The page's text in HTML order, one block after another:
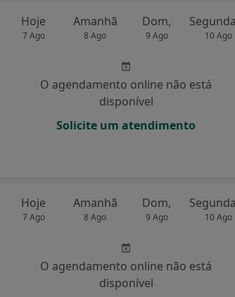
Hoje
7 Ago
Amanhã
8 Ago
Dom,
9 Ago 10 Ago
O agendamento online não está
disponível
Solicite um atendimento
Hoje
7 Ago
Amanhã
8 Ago
Dom,
9 Ago 10 Ago
O agendamento online não está
disponível